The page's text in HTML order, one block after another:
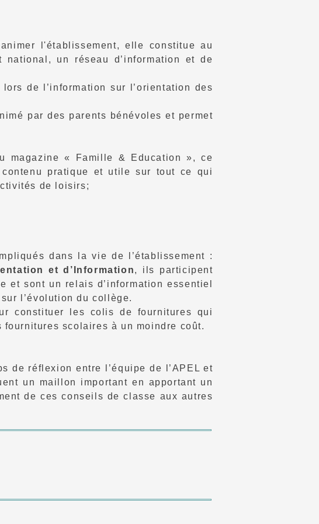
l'établissement, elle constitue au
national, un réseau d’information et de
de l’information sur l’orientation des
par des parents bénévoles et permet
magazine « Famille & Education », ce
pratique et utile sur tout ce qui
de loisirs;
dans la vie de l’établissement :
et d’Information, ils participent
et sont un relais d’information essentiel
l’évolution du collège.
constituer les colis de fournitures qui
scolaires à un moindre coût.
de réflexion entre l’équipe de l’APEL et
un maillon important en apportant un
de ces conseils de classe aux autres